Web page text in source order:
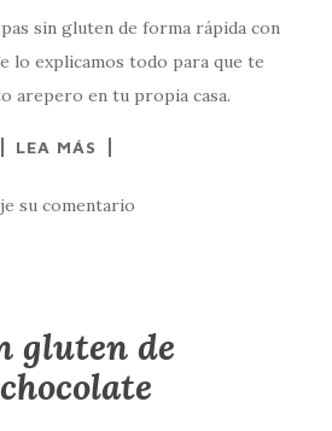
sin gluten de forma rápida con
lo explicamos todo para que te
arepero en tu propia casa.
LEA MÁS
su comentario
gluten de